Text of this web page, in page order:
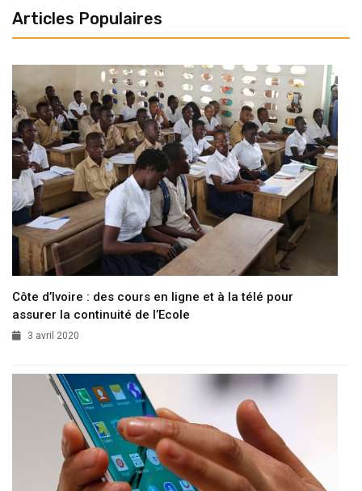
Articles Populaires
Côte d’Ivoire : des cours en ligne et à la télé pour
assurer la continuité de l’Ecole
3 avril 2020